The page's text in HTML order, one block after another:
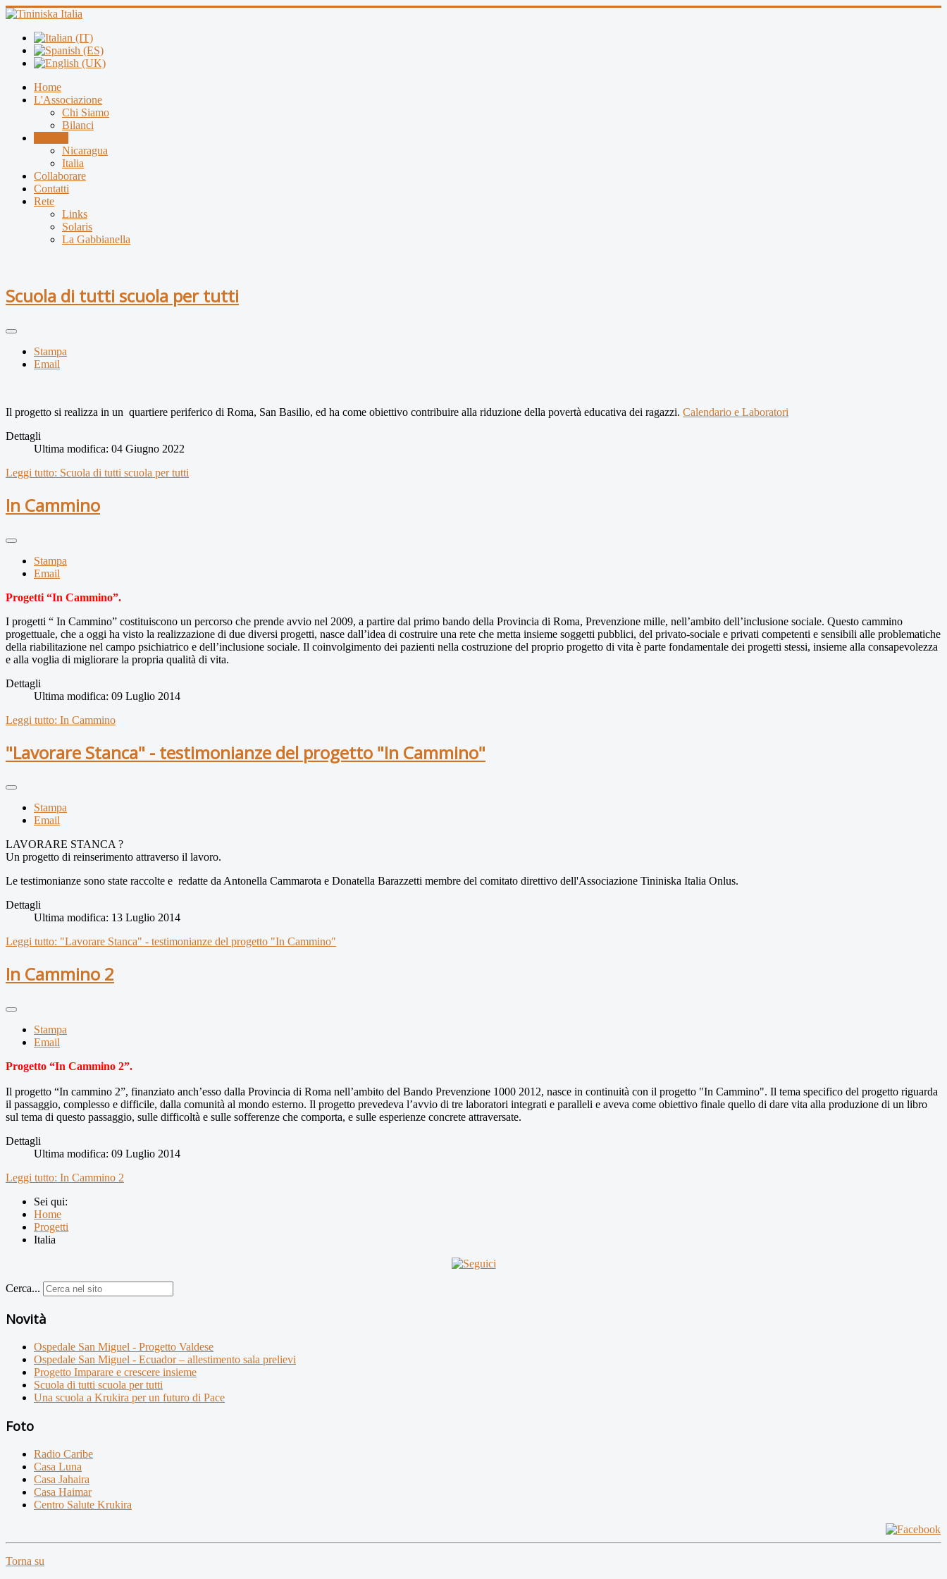
Home
L'Associazione
Chi Siamo
Bilanci
Nicaragua
Italia
Collaborare
Contatti
Rete
Links
Solaris
La Gabbianella
Scuola di tutti scuola per tutti
Stampa
Email
Il progetto si realizza in un quartiere periferico di Roma, San Basilio, ed ha come obiettivo contribuire alla riduzione della povertà educativa dei ragazzi. Calendario e Laboratori
Dettagli
Ultima modifica: 04 Giugno 2022
Leggi tutto: Scuola di tutti scuola per tutti
In Cammino
Stampa
Email
Progetti “In Cammino”.
I progetti “ In Cammino” costituiscono un percorso che prende avvio nel 2009, a partire dal primo bando della Provincia di Roma, Prevenzione mille, nell’ambito dell’inclusione sociale. Questo cammino
progettuale, che a oggi ha visto la realizzazione di due diversi progetti, nasce dall’idea di costruire una rete che metta insieme soggetti pubblici, del privato-sociale e privati competenti e sensibili alle problematiche
della riabilitazione nel campo psichiatrico e dell’inclusione sociale. Il coinvolgimento dei pazienti nella costruzione del proprio progetto di vita è parte fondamentale dei progetti stessi, insieme alla consapevolezza
e alla voglia di migliorare la propria qualità di vita.
Dettagli
Ultima modifica: 09 Luglio 2014
Leggi tutto: In Cammino
"Lavorare Stanca" - testimonianze del progetto "In Cammino"
Stampa
Email
LAVORARE STANCA ?
Un progetto di reinserimento attraverso il lavoro.
Le testimonianze sono state raccolte e redatte da Antonella Cammarota e Donatella Barazzetti membre del comitato direttivo dell'Associazione Tininiska Italia Onlus.
Dettagli
Ultima modifica: 13 Luglio 2014
Leggi tutto: "Lavorare Stanca" - testimonianze del progetto "In Cammino"
In Cammino 2
Stampa
Email
Progetto “In Cammino 2”.
Il progetto “In cammino 2”, finanziato anch’esso dalla Provincia di Roma nell’ambito del Bando Prevenzione 1000 2012, nasce in continuità con il progetto "In Cammino". Il tema specifico del progetto riguarda
il passaggio, complesso e difficile, dalla comunità al mondo esterno. Il progetto prevedeva l’avvio di tre laboratori integrati e paralleli e aveva come obiettivo finale quello di dare vita alla produzione di un libro
sul tema di questo passaggio, sulle difficoltà e sulle sofferenze che comporta, e sulle esperienze concrete attraversate.
Dettagli
Ultima modifica: 09 Luglio 2014
Leggi tutto: In Cammino 2
Sei qui:
Home
Progetti
Italia
Cerca...
Novità
Ospedale San Miguel - Progetto Valdese
Ospedale San Miguel - Ecuador – allestimento sala prelievi
Progetto Imparare e crescere insieme
Scuola di tutti scuola per tutti
Una scuola a Krukira per un futuro di Pace
Foto
Radio Caribe
Casa Luna
Casa Jahaira
Casa Haimar
Centro Salute Krukira
Torna su